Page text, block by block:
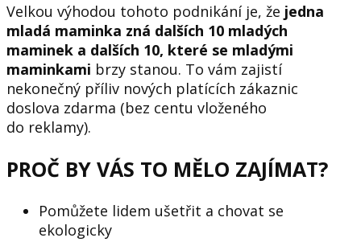
Velkou výhodou tohoto podnikání je, že jedna
mladá maminka zná dalších 10 mladých
maminek a dalších 10, které se mladými
maminkami brzy stanou. To vám zajistí
nekonečný příliv nových platících zákaznic
doslova zdarma (bez centu vloženého
do reklamy).
PROČ BY VÁS TO MĚLO ZAJÍMAT?
Pomůžete lidem ušetřit a chovat se
ekologicky